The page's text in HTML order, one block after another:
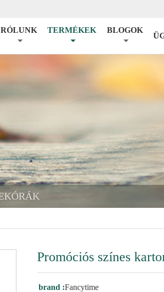
RÓLUNK TERMÉKEK BLOGOK
Promóciós színes
brand :Fancytime